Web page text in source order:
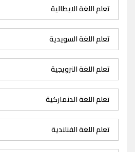
تعلم اللغة الايطالية
تعلم اللغة السويدية
تعلم اللغة النرويجية
تعلم اللغة الدنماركية
تعلم اللغة الفنلندية